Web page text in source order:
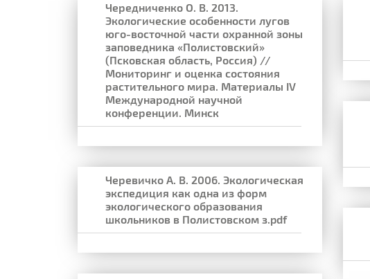
Чередниченко О. В. 2013.
Экологические особенности лугов
юго-восточной части охранной зоны
заповедника «Полистовский»
(Псковская область, Россия) //
Мониторинг и оценка состояния
растительного мира. Материалы IV
Международной научной
конференции. Минск
Черевичко А. В. 2006. Экологическая
экспедиция как одна из форм
экологического образования
школьников в Полистовском з.pdf